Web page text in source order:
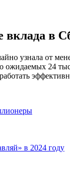
в
узнала от
ожидаемых 24
в 2024 году